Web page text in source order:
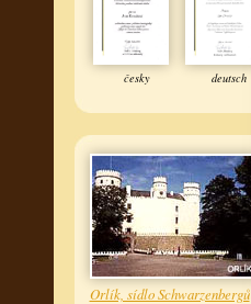
česky deutsch
Orlík, sídlo Schwarzenbergů